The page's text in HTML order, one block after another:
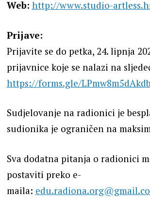
Web: http://www.studio-
Prijave:
Prijavite se do petka, 24. lipnja
prijavnice koje se nalazi na
https://forms.gle/
Sudjelovanje na radionici je
sudionika je ograničen na
Sva dodatna pitanja o radionici
postaviti preko e-
maila: